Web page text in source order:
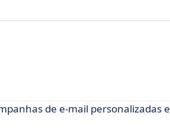
de e-mail personalizadas e